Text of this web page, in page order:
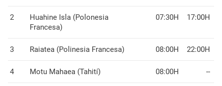
2
Huahine Isla (Polonesia
Francesa)
07:30H 17:00H
3 Raiatea (Polinesia Francesa) 08:00H 22:00H
4 Motu Mahaea (Tahití) 08:00H --